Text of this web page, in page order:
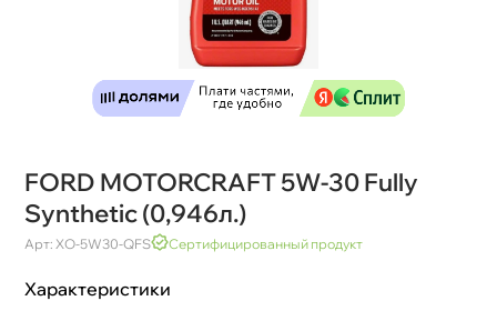
FORD MOTORCRAFT 5W-30 Fully
Synthetic (0,946л.)
Арт: XO-5W30-QFS Сертифицированный продукт
Характеристики